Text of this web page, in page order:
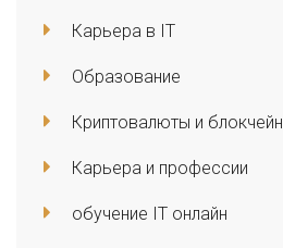
Карьера в IT
Образование
Криптовалюты и блокчейн
Карьера и профессии
обучение IT онлайн